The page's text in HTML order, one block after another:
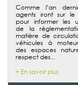
Comme l’an
agents iront sur le
pour informer les
de la
matière de
véhicules à
des espaces
respect des...
+ En savoir plus